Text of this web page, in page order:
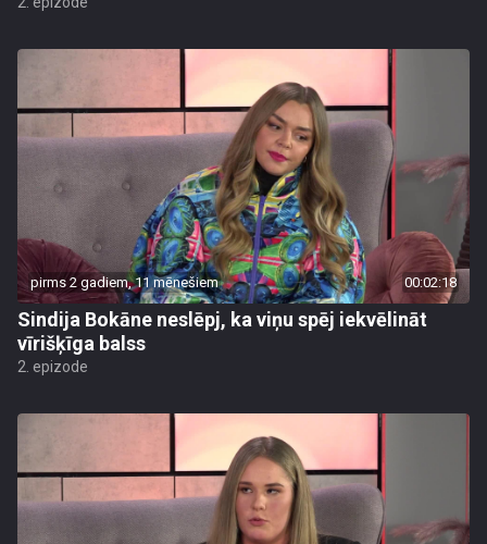
pirms 2 gadiem, 11 mēnešiem 00:02:18
Sindija Bokāne neslēpj, ka viņu spēj iekvēlināt
vīrišķīga balss
2. epizode